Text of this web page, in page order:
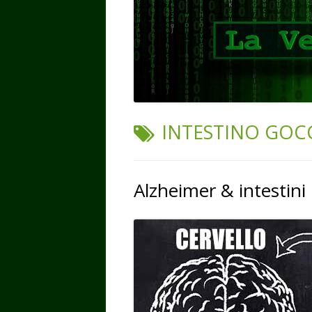
TAG:
INTESTINO
Alzheimer & intestini